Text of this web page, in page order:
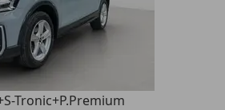
Tronic+P.Premium